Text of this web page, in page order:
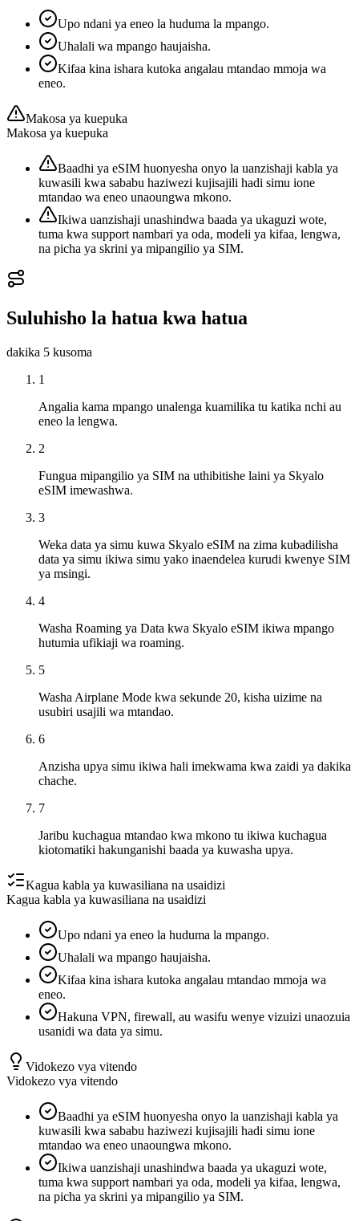
Upo ndani ya eneo la huduma la mpango.
Uhalali wa mpango haujaisha.
Kifaa kina ishara kutoka angalau mtandao mmoja wa
eneo.
Makosa ya kuepuka
Makosa ya kuepuka
Baadhi ya eSIM huonyesha onyo la uanzishaji kabla ya
kuwasili kwa sababu haziwezi kujisajili hadi simu ione
mtandao wa eneo unaoungwa mkono.
Ikiwa uanzishaji unashindwa baada ya ukaguzi wote,
tuma kwa support nambari ya oda, modeli ya kifaa, lengwa,
na picha ya skrini ya mipangilio ya SIM.
Suluhisho la hatua kwa hatua
dakika 5 kusoma
1
Angalia kama mpango unalenga kuamilika tu katika nchi au
eneo la lengwa.
2
Fungua mipangilio ya SIM na uthibitishe laini ya Skyalo
eSIM imewashwa.
3
Weka data ya simu kuwa Skyalo eSIM na zima kubadilisha
data ya simu ikiwa simu yako inaendelea kurudi kwenye SIM
ya msingi.
4
Washa Roaming ya Data kwa Skyalo eSIM ikiwa mpango
hutumia ufikiaji wa roaming.
5
Washa Airplane Mode kwa sekunde 20, kisha uizime na
usubiri usajili wa mtandao.
6
Anzisha upya simu ikiwa hali imekwama kwa zaidi ya dakika
chache.
7
Jaribu kuchagua mtandao kwa mkono tu ikiwa kuchagua
kiotomatiki hakunganishi baada ya kuwasha upya.
Kagua kabla ya kuwasiliana na usaidizi
Kagua kabla ya kuwasiliana na usaidizi
Upo ndani ya eneo la huduma la mpango.
Uhalali wa mpango haujaisha.
Kifaa kina ishara kutoka angalau mtandao mmoja wa
eneo.
Hakuna VPN, firewall, au wasifu wenye vizuizi unaozuia
usanidi wa data ya simu.
Vidokezo vya vitendo
Vidokezo vya vitendo
Baadhi ya eSIM huonyesha onyo la uanzishaji kabla ya
kuwasili kwa sababu haziwezi kujisajili hadi simu ione
mtandao wa eneo unaoungwa mkono.
Ikiwa uanzishaji unashindwa baada ya ukaguzi wote,
tuma kwa support nambari ya oda, modeli ya kifaa, lengwa,
na picha ya skrini ya mipangilio ya SIM.